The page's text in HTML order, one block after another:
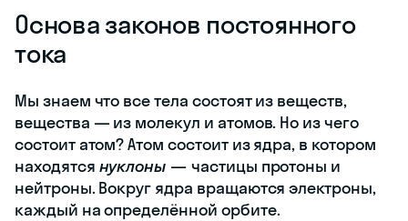
Основа законов постоянного
тока
Мы знаем что все тела состоят из веществ,
вещества — из молекул и атомов. Но из чего
состоит атом? Атом состоит из ядра, в котором
находятся нуклоны — частицы протоны и
нейтроны. Вокруг ядра вращаются электроны,
каждый на определённой орбите.